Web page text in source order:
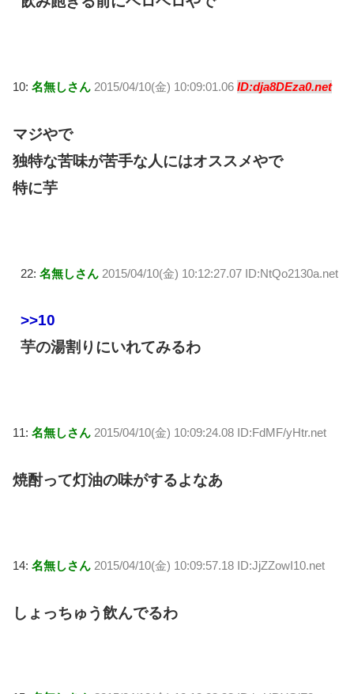
10: 名無しさん 2015/04/10(金) 10:09:01.06 ID:dja8DEza0.net
マジやで
独特な苦味が苦手な人にはオススメやで
特に芋
22: 名無しさん 2015/04/10(金) 10:12:27.07 ID:NtQo2130a.net
>>10
芋の湯割りにいれてみるわ
11: 名無しさん 2015/04/10(金) 10:09:24.08 ID:FdMF/yHtr.net
焼酎って灯油の味がするよなあ
14: 名無しさん 2015/04/10(金) 10:09:57.18 ID:JjZZowI10.net
しょっちゅう飲んでるわ